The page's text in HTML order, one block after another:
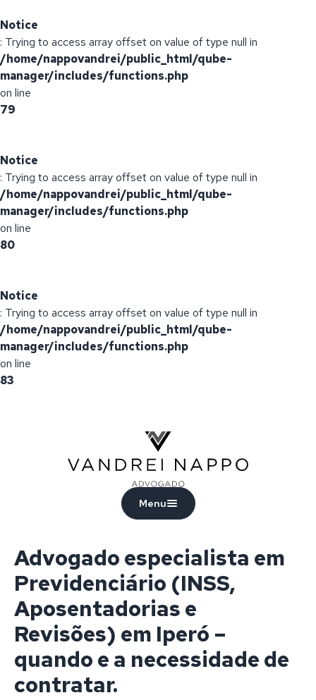
Notice
: Trying to access array offset on value of type null in
/home/nappovandrei/public_html/qube-
manager/includes/functions.php
on line
79
Notice
: Trying to access array offset on value of type null in
/home/nappovandrei/public_html/qube-
manager/includes/functions.php
on line
80
Notice
: Trying to access array offset on value of type null in
/home/nappovandrei/public_html/qube-
manager/includes/functions.php
on line
83
Menu
Advogado especialista em
Previdenciário (INSS,
Aposentadorias e
Revisões) em Iperó –
quando e a necessidade de
contratar.